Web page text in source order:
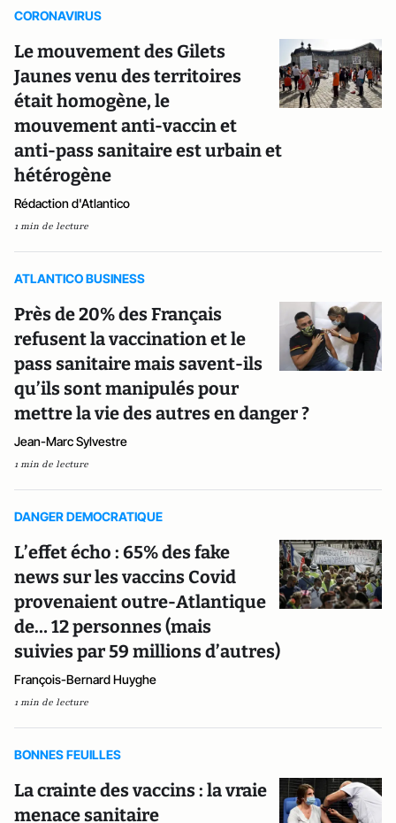
CORONAVIRUS
Le mouvement des Gilets
Jaunes venu des territoires
était homogène, le
mouvement anti-vaccin et
anti-pass sanitaire est urbain et
hétérogène
Rédaction d'Atlantico
1 min de lecture
ATLANTICO BUSINESS
Près de 20% des Français
refusent la vaccination et le
pass sanitaire mais savent-ils
qu’ils sont manipulés pour
mettre la vie des autres en danger ?
Jean-Marc Sylvestre
1 min de lecture
DANGER DEMOCRATIQUE
L’effet écho : 65% des fake
news sur les vaccins Covid
provenaient outre-Atlantique
de… 12 personnes (mais
suivies par 59 millions d’autres)
François-Bernard Huyghe
1 min de lecture
BONNES FEUILLES
La crainte des vaccins : la vraie
menace sanitaire